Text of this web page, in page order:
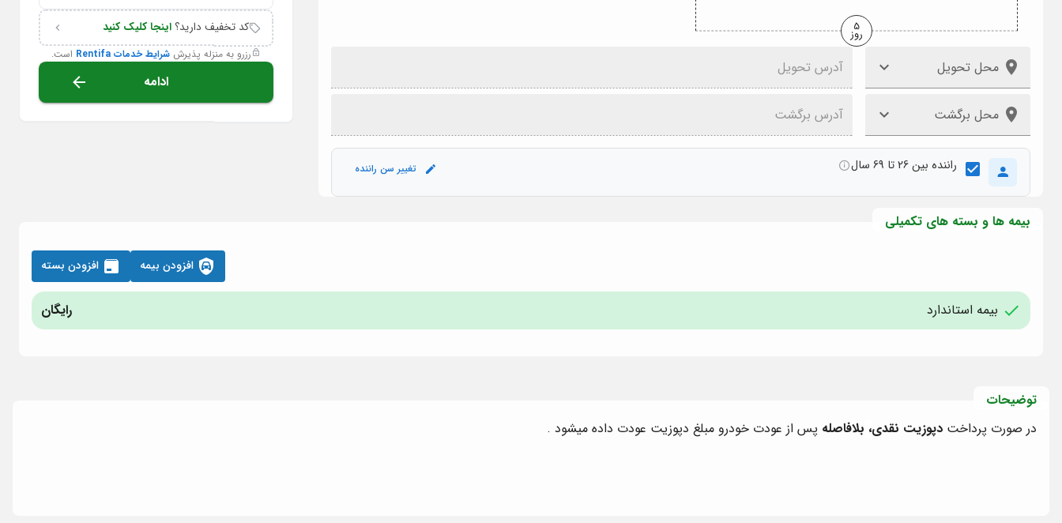
5
روز
محل تحویل آدرس تحویل
محل برگشت آدرس برگشت
راننده بین 26 تا 69 سال تغییر سن راننده
بیمه ها و بسته های تکمیلی
بیمه استاندارد رایگان
کد تخفیف دارید؟اینجا کلیک کنید
رزرو به منزله پذیرش شرایط خدمات Rentifa است.
ادامه
توضیحات
در صورت پرداخت دپوزیت نقدی، بلافاصله پس از عودت خودرو مبلغ دپوزیت عودت داده میشود .